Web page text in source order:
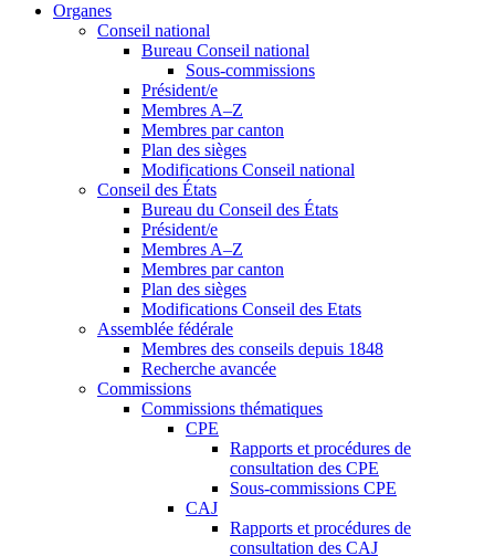
Organes
Conseil national
Bureau Conseil national
Sous-commissions
Président/e
Membres A–Z
Membres par canton
Plan des sièges
Modifications Conseil national
Conseil des États
Bureau du Conseil des États
Président/e
Membres A–Z
Membres par canton
Plan des sièges
Modifications Conseil des Etats
Assemblée fédérale
Membres des conseils depuis 1848
Recherche avancée
Commissions
Commissions thématiques
CPE
Rapports et procédures de
consultation des CPE
Sous-commissions CPE
CAJ
Rapports et procédures de
consultation des CAJ